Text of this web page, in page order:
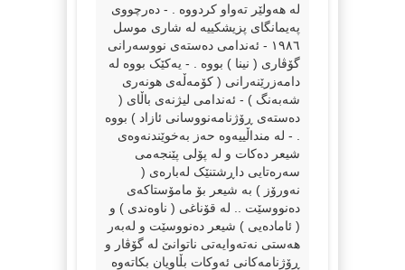
لە هەولێر تەواو کردووە . - دەرچووی
پەیمانگای پزیشکییە لە شاری موسل
١٩٨٦ - ئەندامی دەستەی نووسەرانی
گۆڤاری ( نینا ) بووە . - یەکێک بووە لە
دامەزرێنەرانی ( کۆمەڵەی هونەری
شەبەنگ ) - ئەندامی لیژنەی باڵای (
دەستەی ڕۆژنامەنووسانی ئازاد ) بووە
. - لە منداڵییەوە حەز بەخوێندنەوەی
شیعر دەکات و لە پۆلی پێنجەمی
سەرەتایی داڕشتنێک لەبارەی (
نەورۆز ) بە شیعر بۆ مامۆستاکەی
دەنووسێت .. لە قۆناغی ( ناوەندی ) و
( ئامادەیی ) شیعر دەنووسێت و لەبەر
هەستی نەتەوایەتی ناتوانێ لە گۆڤار و
ڕۆژنامەکانی ئەوکات بڵاویان بکاتەوە